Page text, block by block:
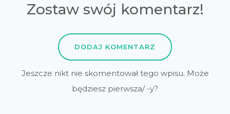
Zostaw swój komentarz!
DODAJ KOMENTARZ
Jeszcze nikt nie skomentował tego wpisu. Może
będziesz pierwsza/ -y?